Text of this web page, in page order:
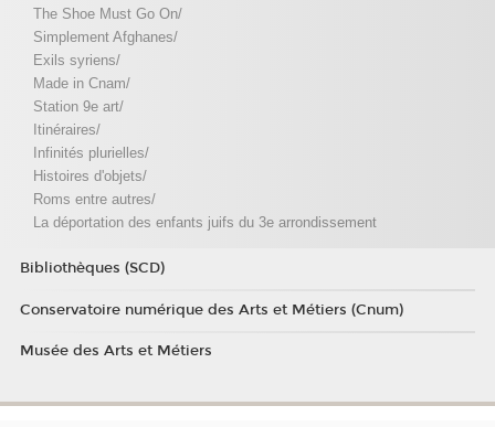
The Shoe Must Go On/
Simplement Afghanes/
Exils syriens/
Made in Cnam/
Station 9e art/
Itinéraires/
Infinités plurielles/
Histoires d'objets/
Roms entre autres/
La déportation des enfants juifs du 3e arrondissement
Bibliothèques (SCD)
Conservatoire numérique des Arts et Métiers (Cnum)
Musée des Arts et Métiers